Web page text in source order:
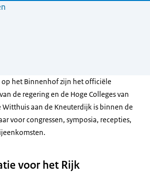
op het Binnenhof zijn het officiële
de regering en de Hoge Colleges van
Witthuis aan de Kneuterdijk is binnen de
voor congressen, symposia, recepties,
voor het Rijk